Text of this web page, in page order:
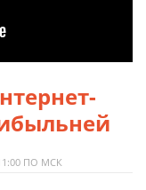
ПО МСК